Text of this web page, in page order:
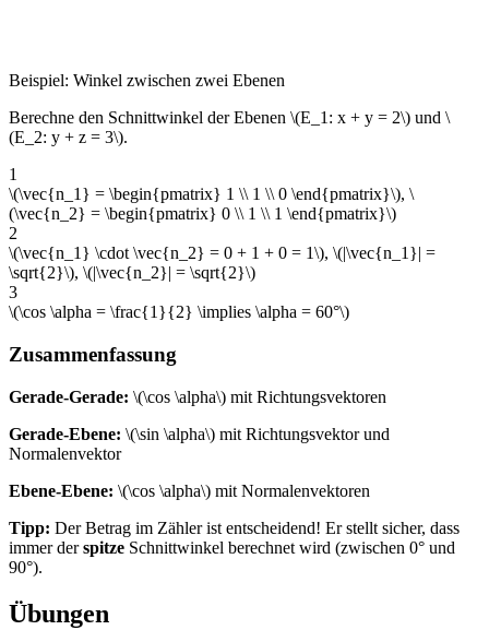
Beispiel: Winkel zwischen zwei Ebenen
Berechne den Schnittwinkel der Ebenen \(E_1: x + y = 2\) und \
(E_2: y + z = 3\).
1
\(\vec{n_1} = \begin{pmatrix} 1 \\ 1 \\ 0 \end{pmatrix}\), \
(\vec{n_2} = \begin{pmatrix} 0 \\ 1 \\ 1 \end{pmatrix}\)
2
\(\vec{n_1} \cdot \vec{n_2} = 0 + 1 + 0 = 1\), \(|\vec{n_1}| =
\sqrt{2}\), \(|\vec{n_2}| = \sqrt{2}\)
3
\(\cos \alpha = \frac{1}{2} \implies \alpha = 60°\)
Zusammenfassung
Gerade-Gerade: \(\cos \alpha\) mit Richtungsvektoren
Gerade-Ebene: \(\sin \alpha\) mit Richtungsvektor und
Normalenvektor
Ebene-Ebene: \(\cos \alpha\) mit Normalenvektoren
Tipp: Der Betrag im Zähler ist entscheidend! Er stellt sicher, dass
immer derspitze Schnittwinkel berechnet wird (zwischen 0° und
90°).
Übungen